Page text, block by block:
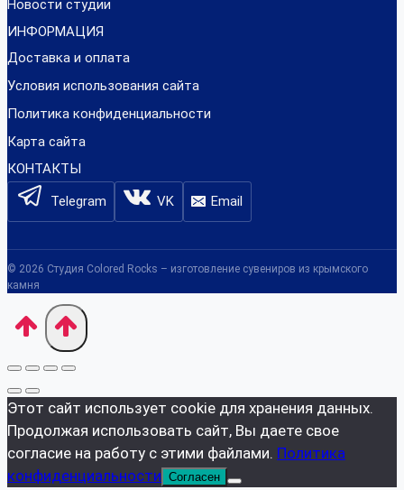
Новости студии
ИНФОРМАЦИЯ
Доставка и оплата
Условия использования сайта
Политика конфиденциальности
Карта сайта
КОНТАКТЫ
Telegram VK Email
© 2026 Студия Colored Rocks – изготовление сувениров из крымского
камня
Этот сайт использует cookie для хранения данных.
Продолжая использовать сайт, Вы даете свое
согласие на работу с этими файлами. Политика
конфиденциальности Согласен